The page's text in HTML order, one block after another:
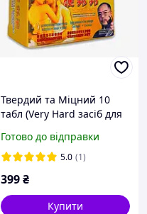
Твердий та Міцний 10
табл (Very Hard засіб для
Готово до відправки
5.0 (1)
399₴
Купити